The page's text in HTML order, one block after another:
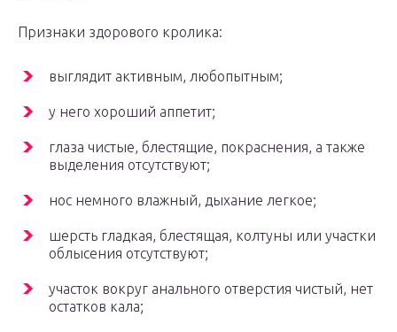
Признаки здорового кролика:
выглядит активным, любопытным;
у него хороший аппетит;
глаза чистые, блестящие, покраснения, а также
выделения отсутствуют;
нос немного влажный, дыхание легкое;
шерсть гладкая, блестящая, колтуны или участки
облысения отсутствуют;
участок вокруг анального отверстия чистый, нет
остатков кала;